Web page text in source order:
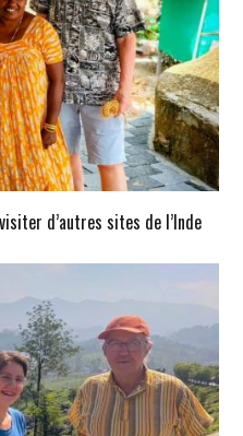
d’autres sites de l’Inde